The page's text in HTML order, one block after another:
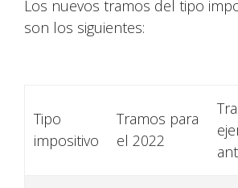
Los nuevos tramos del tipo
son los siguientes:
Tipo
impositivo
Tramos para
el 2022